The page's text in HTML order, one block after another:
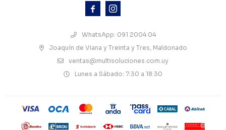
 
WhatsApp: 091 2004 04
Joaquín de Viana y Treinta y Tres, Maldonado
ventas@multisoluciones.com.uy
Lunes a Sábado: 7:30 a 18:30